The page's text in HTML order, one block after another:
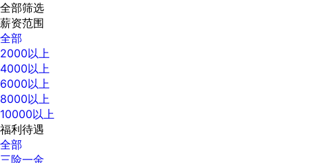
全部筛选
薪资范围
全部
2000以上
4000以上
6000以上
8000以上
10000以上
福利待遇
全部
三险一金